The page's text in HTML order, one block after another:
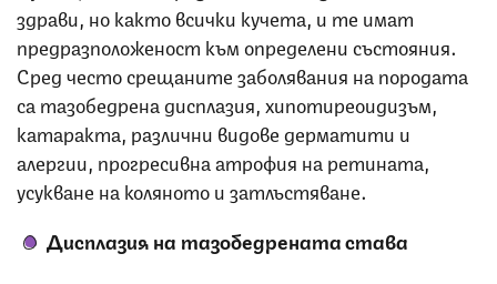
здрави, но както всички кучета, и те имат
предразположеност към определени състояния.
Сред често срещаните заболявания на породата
са тазобедрена дисплазия, хипотиреоидизъм,
катаракта, различни видове дерматити и
алергии, прогресивна атрофия на ретината,
усукване на коляното и затлъстяване.
Дисплазия на тазобедрената става